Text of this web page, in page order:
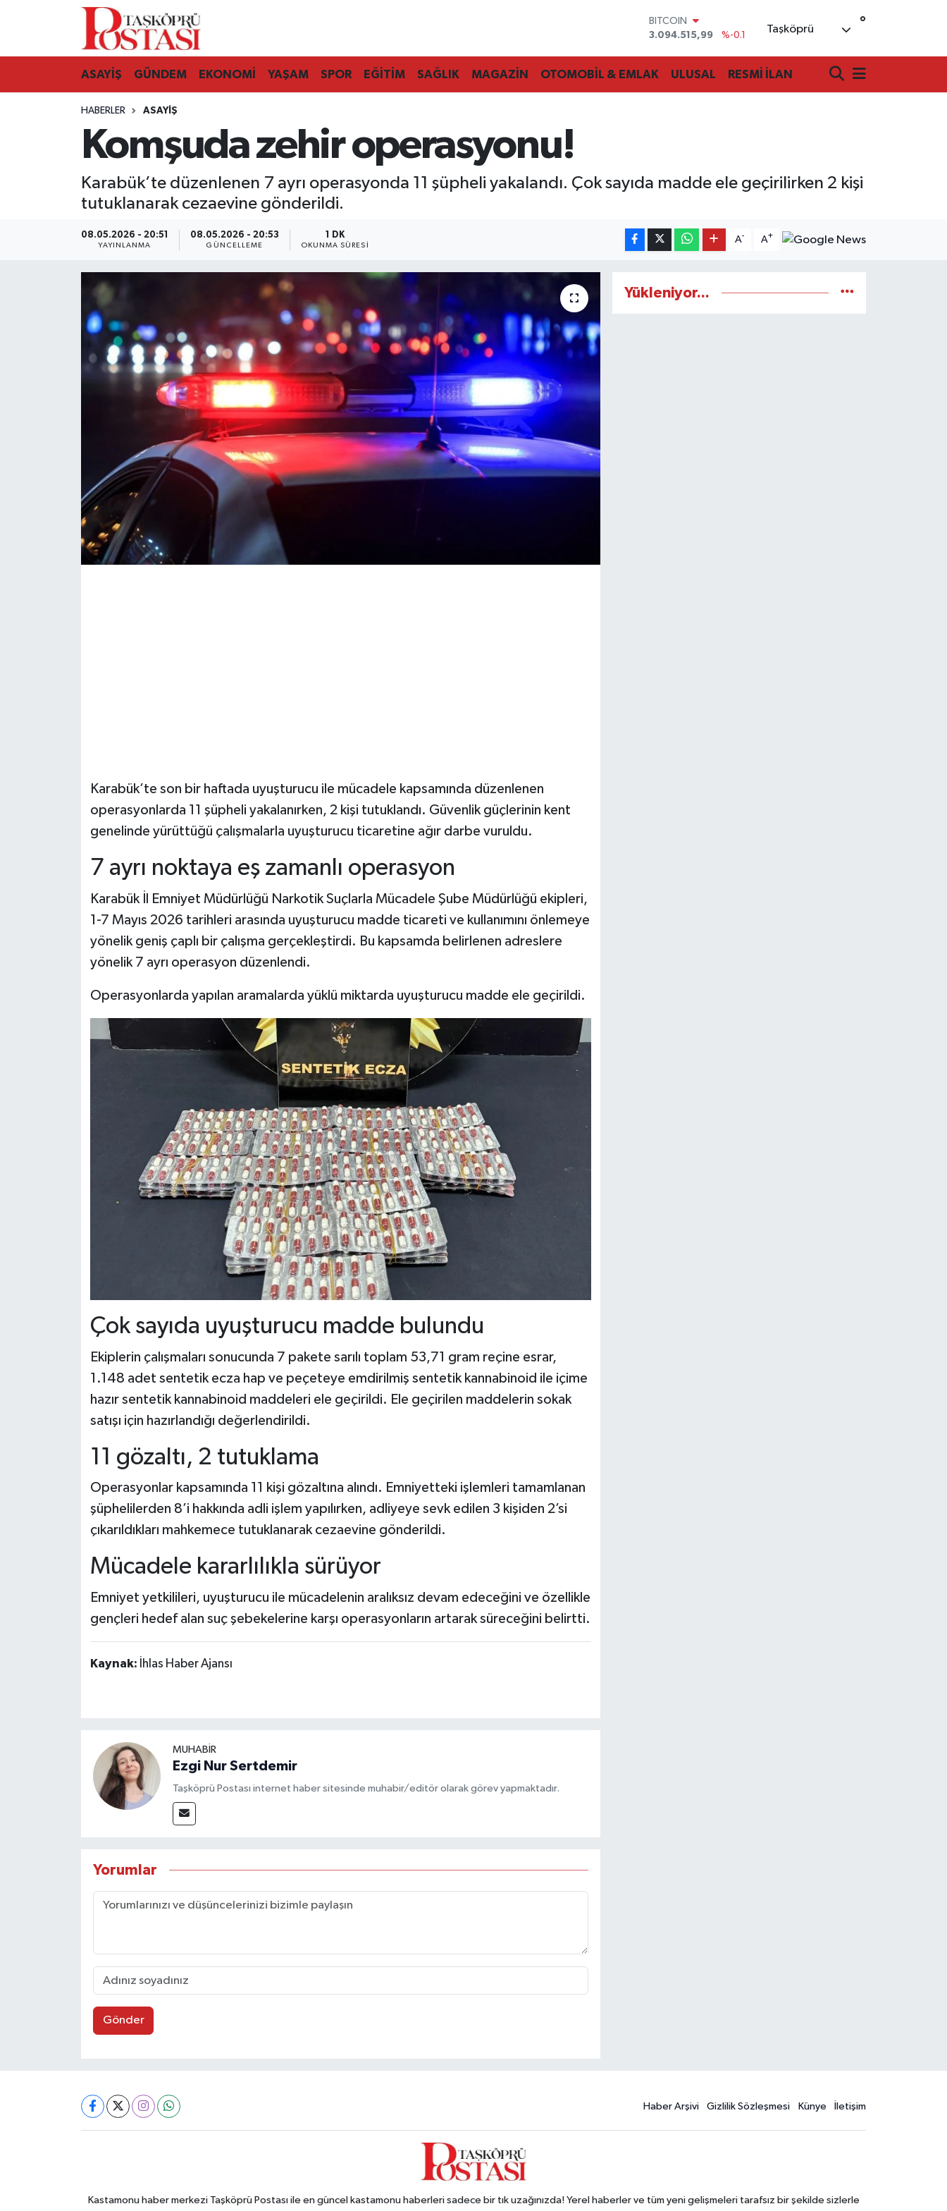
BITCOIN
3.094.515,99
%-0.1
47,7436
%0.18
EURO
Taşköprü °
ASAYİŞ GÜNDEM EKONOMİ YAŞAM SPOR EĞİTİM SAĞLIK MAGAZİN OTOMOBİL & EMLAK ULUSAL RESMİ İLAN
HABERLER ASAYIŞ
Komşuda zehir operasyonu!
Karabük’te düzenlenen 7 ayrı operasyonda 11 şüpheli yakalandı. Çok sayıda madde ele geçirilirken 2 kişi
tutuklanarak cezaevine gönderildi.
08.05.2026 - 20:51
YAYINLANMA
08.05.2026 - 20:53
GÜNCELLEME
1 DK
OKUNMA SÜRESI
A- A+
Karabük’te son bir haftada uyuşturucu ile mücadele kapsamında düzenlenen
operasyonlarda 11 şüpheli yakalanırken, 2 kişi tutuklandı. Güvenlik güçlerinin kent
genelinde yürüttüğü çalışmalarla uyuşturucu ticaretine ağır darbe vuruldu.
7 ayrı noktaya eş zamanlı operasyon
Karabük İl Emniyet Müdürlüğü Narkotik Suçlarla Mücadele Şube Müdürlüğü ekipleri,
1-7 Mayıs 2026 tarihleri arasında uyuşturucu madde ticareti ve kullanımını önlemeye
yönelik geniş çaplı bir çalışma gerçekleştirdi. Bu kapsamda belirlenen adreslere
yönelik 7 ayrı operasyon düzenlendi.
Operasyonlarda yapılan aramalarda yüklü miktarda uyuşturucu madde ele geçirildi.
Çok sayıda uyuşturucu madde bulundu
Ekiplerin çalışmaları sonucunda 7 pakete sarılı toplam 53,71 gram reçine esrar,
1.148 adet sentetik ecza hap ve peçeteye emdirilmiş sentetik kannabinoid ile içime
hazır sentetik kannabinoid maddeleri ele geçirildi. Ele geçirilen maddelerin sokak
satışı için hazırlandığı değerlendirildi.
11 gözaltı, 2 tutuklama
Operasyonlar kapsamında 11 kişi gözaltına alındı. Emniyetteki işlemleri tamamlanan
şüphelilerden 8’i hakkında adli işlem yapılırken, adliyeye sevk edilen 3 kişiden 2’si
çıkarıldıkları mahkemece tutuklanarak cezaevine gönderildi.
Mücadele kararlılıkla sürüyor
Emniyet yetkilileri, uyuşturucu ile mücadelenin aralıksız devam edeceğini ve özellikle
gençleri hedef alan suç şebekelerine karşı operasyonların artarak süreceğini belirtti.
Kaynak: İhlas Haber Ajansı
MUHABİR
Ezgi Nur Sertdemir
Taşköprü Postası internet haber sitesinde muhabir/editör olarak görev yapmaktadır.
Yorumlar
Gönder
Yükleniyor...
Haber Arşivi Gizlilik Sözleşmesi Künye İletişim
Kastamonu haber merkezi Taşköprü Postası ile en güncel kastamonu haberleri sadece bir tık uzağınızda! Yerel haberler ve tüm yeni gelişmeleri tarafsız bir şekilde sizlerle
Kastamonu Vefat Edenler
Araç Haberleri
Azdavay Haberleri
Bozkurt Haberleri
Cide Haberleri
Daday Haberleri
Devrekani Haberleri
İhsangazi Haberleri
İnebolu Haberleri
Küre Haberleri
Karadeniz Haberleri
Teknoloji Haberleri
Siyaset Haberleri
Dünya Haberleri
Yerel Haberler
Haber Arşivi